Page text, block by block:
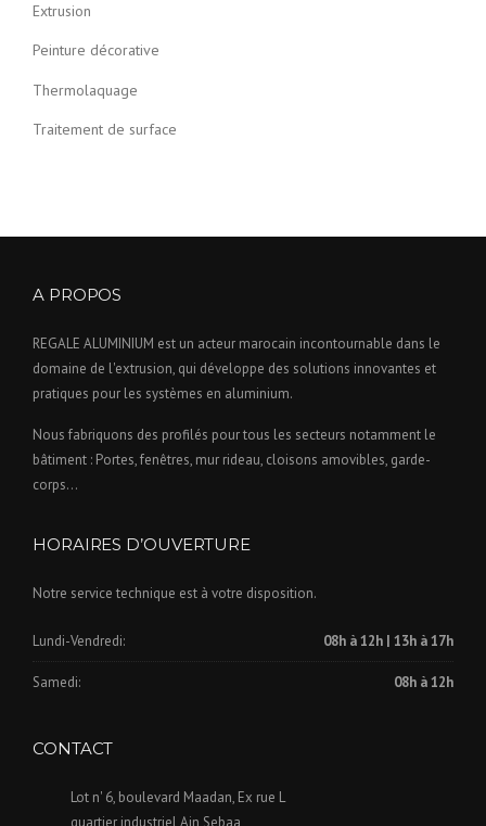
Extrusion
Peinture décorative
Thermolaquage
Traitement de surface
A PROPOS
REGALE ALUMINIUM est un acteur marocain incontournable dans le
domaine de l'extrusion, qui développe des solutions innovantes et
pratiques pour les systèmes en aluminium.
Nous fabriquons des profilés pour tous les secteurs notamment le
bâtiment : Portes, fenêtres, mur rideau, cloisons amovibles, garde-
corps…
HORAIRES D’OUVERTURE
Notre service technique est à votre disposition.
Lundi-Vendredi: 08h à 12h | 13h à 17h
Samedi: 08h à 12h
CONTACT
Lot n' 6, boulevard Maadan, Ex rue L